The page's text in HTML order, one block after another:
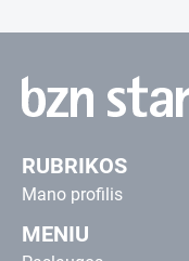
RUBRIKOS
Mano profilis
MENIU